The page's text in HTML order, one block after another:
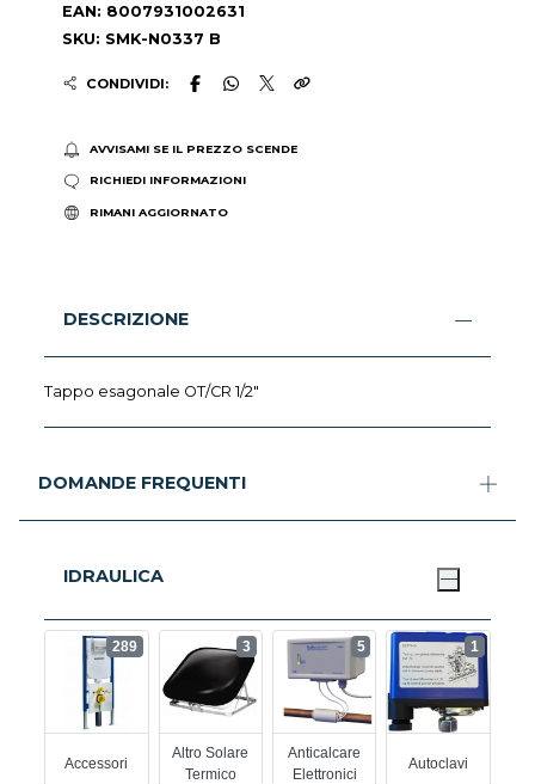
EAN: 8007931002631
SKU: SMK-N0337 B
CONDIVIDI:
AVVISAMI SE IL PREZZO SCENDE
RICHIEDI INFORMAZIONI
RIMANI AGGIORNATO
DESCRIZIONE
Tappo esagonale OT/CR 1/2"
DOMANDE FREQUENTI
IDRAULICA
Accessori
289
Altro Solare
Termico
3
Anticalcare
Elettronici
5
Autoclavi
1